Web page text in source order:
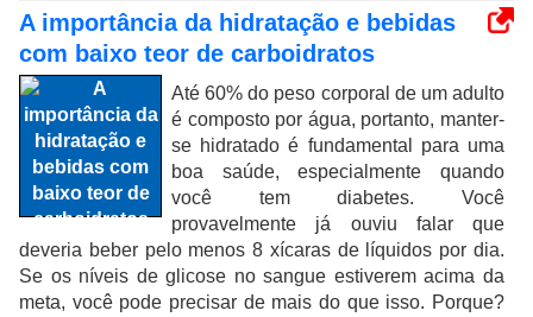
A importância da hidratação e bebidas
com baixo teor de carboidratos
Até 60% do peso corporal de um adulto
é composto por água, portanto, manter-
se hidratado é fundamental para uma
boa saúde, especialmente quando
você tem diabetes. Você
provavelmente já ouviu falar que
deveria beber pelo menos 8 xícaras de líquidos por dia.
Se os níveis de glicose no sangue estiverem acima da
meta, você pode precisar de mais do que isso. Porque?